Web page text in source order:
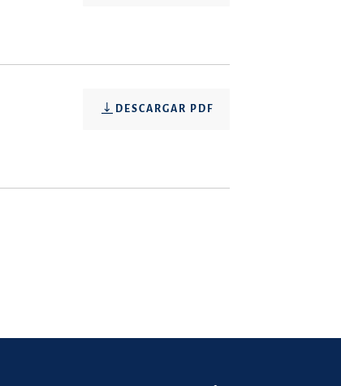
DESCARGAR PDF